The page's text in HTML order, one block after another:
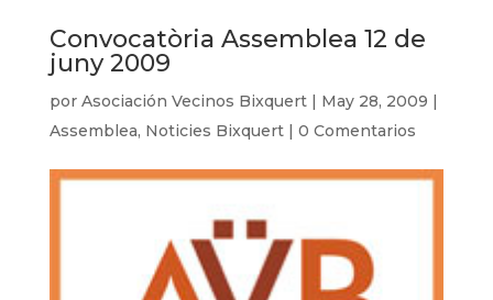
Convocatòria Assemblea 12 de
juny 2009
por Asociación Vecinos Bixquert| May 28, 2009 |
Assemblea, Noticies Bixquert| 0 Comentarios